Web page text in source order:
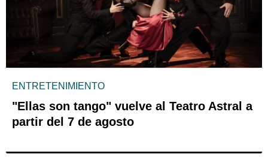
ENTRETENIMIENTO
"Ellas son tango" vuelve al Teatro Astral a
partir del 7 de agosto